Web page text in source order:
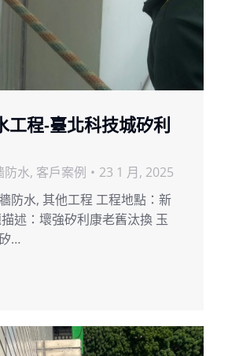
工程-臺北科技城矽利
防水, 客戶案例
23 1 月, 2025
防水, 其他工程 工程地點：新
述：壞強矽利康老舊汰換 玉
…